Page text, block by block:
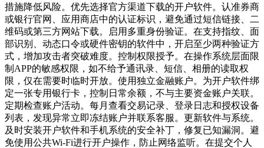
措施降低风险。优先选择官方渠道下载的开户软件。认准券商
或银行官网、应用商店中的认证标识，避免通过短信链接、二
维码或第三方网站下载。启用多重身份验证。在支持指纹、面
部识别、动态口令或硬件密钥的软件中，开启至少两种验证方
式，增加攻击者突破难度。控制权限授予。在操作系统层面限
制APP的敏感权限，如不给予通讯录、短信、相册的读取权
限，仅在需要时临时开放。使用独立金融账户。为开户软件绑
定一张专用银行卡，控制日常余额，不与主要资金账户关联。
定期检查账户活动。每月查看交易记录、登录日志和授权设备
列表，发现异常立即冻结账户并联系客服。更新软件与系统。
及时安装开户软件和手机系统的安全补丁，修复已知漏洞。避
免使用公共Wi-Fi进行开户操作，防止网络监听。在提交个人